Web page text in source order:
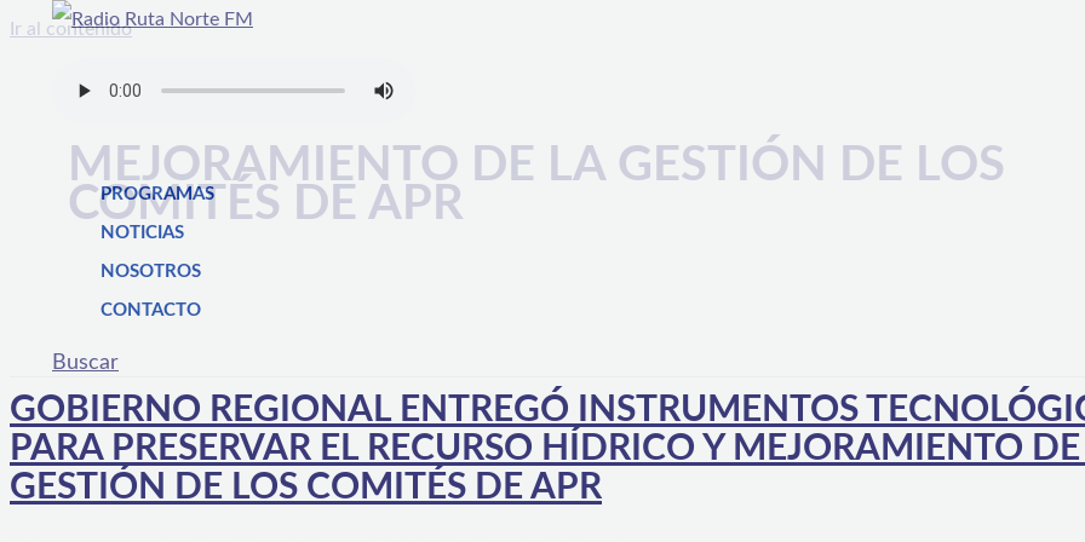
Ir al contenido
PROGRAMAS
NOTICIAS
NOSOTROS
CONTACTO
Buscar
MEJORAMIENTO DE LA GESTIÓN DE LOS
COMITÉS DE APR
GOBIERNO REGIONAL ENTREGÓ INSTRUMENTOS
PARA PRESERVAR EL RECURSO HÍDRICO Y MEJORAMIENTO
GESTIÓN DE LOS COMITÉS DE APR